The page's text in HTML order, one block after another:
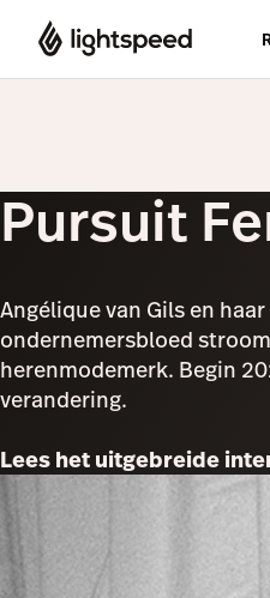
Pursuit
Angélique van Gils en
ondernemersbloed
herenmodemerk. Begin
verandering.
Lees het uitgebreide